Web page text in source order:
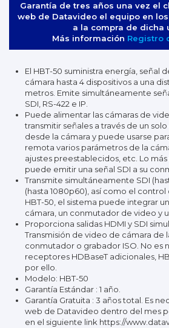
Garantía de tres años una vez el
web de Datavideo el equipo en
a la compra de dicha
Más información Registro
El HBT-50 suministra energía, señal
cámara hasta 4 dispositivos a una
metros. Emite simultáneamente
SDI, RS-422 e IP.
Puede alimentar las cámaras de
transmitir señales a través de un
desde la cámara y puede usarse
remota varios parámetros de la
ajustes preestablecidos, etc. Lo
puede emitir una señal SDI a su
Transmite simultáneamente SDI
(hasta 1080p60), así como el control
HBT-50, el sistema puede integrar
cámara, un conmutador de video y
Proporciona salidas HDMI y SDI
Transmisión de video de cámara de
conmutador o grabador ISO. No es
receptores HDBaseT adicionales,
por ello.
Modelo: HBT-50
Garantía Estándar : 1 año.
Garantía Gratuita : 3 años total. Es
web de Datavideo dentro del mes
en el siguiente link https://